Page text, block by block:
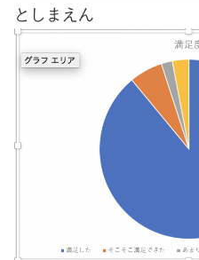
としまえん